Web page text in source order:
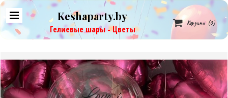
Keshaparty.by
Гелиевые шары - Цветы
 Корзина (0)